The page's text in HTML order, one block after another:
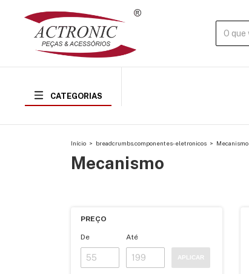
CATEGORIAS
Início > breadcrumbs.componentes-eletronicos > Mecanismo
Mecanismo
PREÇO
De Até
APLICAR